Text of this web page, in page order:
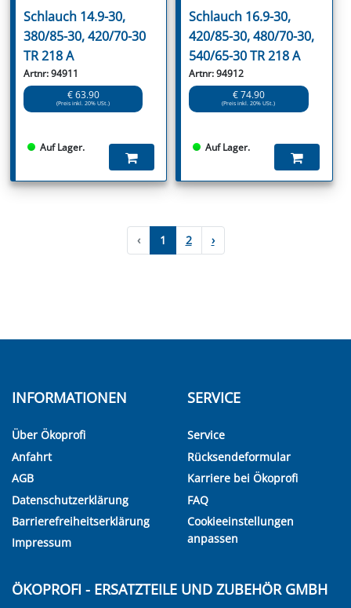
Schlauch 14.9-30,
380/85-30, 420/70-30
TR 218 A
Artnr: 94911
€ 63.90
(Preis inkl. 20% USt.)
Auf Lager.
Schlauch 16.9-30,
420/85-30, 480/70-30,
540/65-30 TR 218 A
Artnr: 94912
€ 74.90
(Preis inkl. 20% USt.)
Auf Lager.
‹ 1 2 ›
INFORMATIONEN
Über Ökoprofi
Anfahrt
AGB
Datenschutzerklärung
Barrierefreiheitserklärung
Impressum
SERVICE
Service
Rücksendeformular
Karriere bei Ökoprofi
FAQ
Cookieeinstellungen
anpassen
ÖKOPROFI - ERSATZTEILE UND ZUBEHÖR GMBH